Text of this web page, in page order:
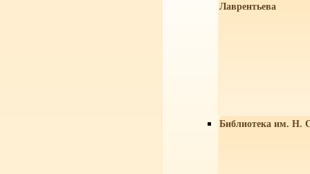
Лаврентьева
Библиотека им. Н.